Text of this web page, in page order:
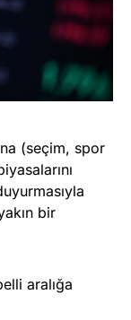
(seçim, spor
bir
aralığa